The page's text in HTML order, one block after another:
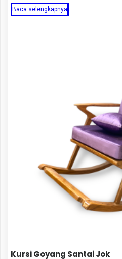
Baca selengkapnya
Kursi Goyang Santai Jok